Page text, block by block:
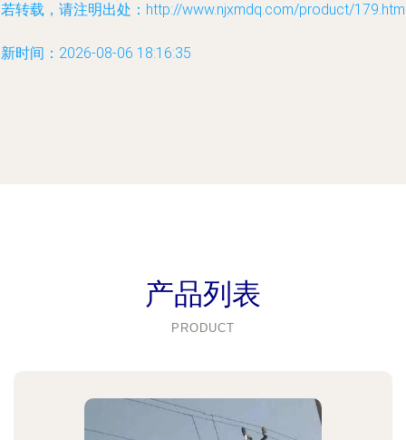
转载，请注明出处：http://www.njxmdq.com/product/
时间：2026-08-06 18:16:35
产品列表
PRODUCT